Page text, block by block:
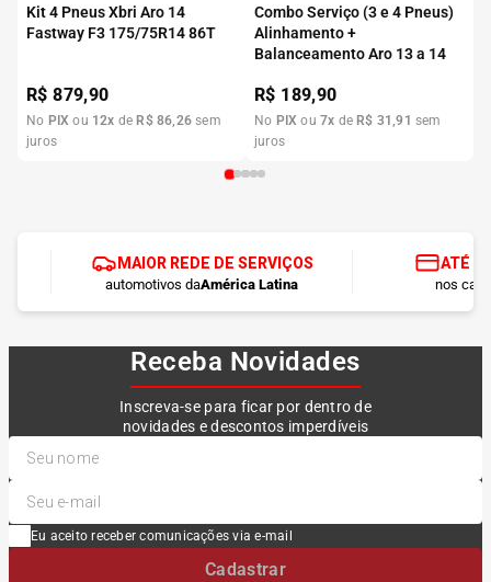
Kit 4 Pneus Xbri Aro 14
Fastway F3 175/75R14 86T
R$879,90
No PIX ou 12x de R$ 86,26 sem
juros
Combo Serviço (3 e 4 Pneus)
Alinhamento +
Balanceamento Aro 13 a 14
R$ 189,90
No PIX ou7x de R$ 31 ,91 sem
juros
MAIOR REDE DE SERVIÇOS
automotivos daAmérica Latina
ATÉ
nos
Receba Novidades
Inscreva-se para ficar por dentro de
novidades e descontos imperdíveis
Eu aceito receber comunicações via e-mail
Cadastrar